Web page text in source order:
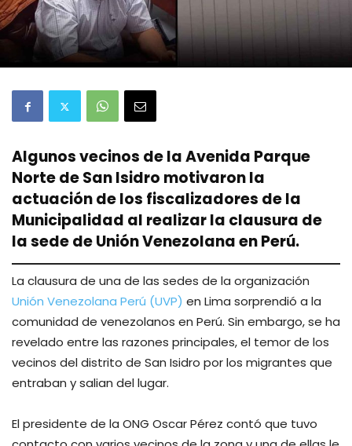
Algunos vecinos de la Avenida Parque
Norte de San Isidro motivaron la
actuación de los fiscalizadores de la
Municipalidad al realizar la clausura de
la sede de Unión Venezolana en Perú.
La clausura de una de las sedes de la organización
Unión Venezolana Perú (UVP) en Lima sorprendió a la
comunidad de venezolanos en Perú. Sin embargo, se ha
revelado entre las razones principales, el temor de los
vecinos del distrito de San Isidro por los migrantes que
entraban y salian del lugar.
El presidente de la ONG Oscar Pérez contó que tuvo